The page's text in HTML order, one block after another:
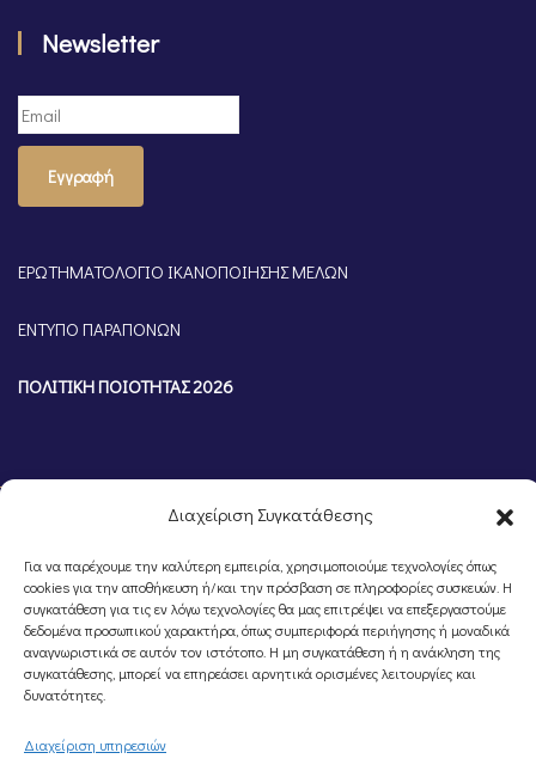
Διαχείριση Συγκατάθεσης
Για να παρέχουμε την καλύτερη εμπειρία, χρησιμοποιούμε τεχνολογίες όπως
cookies για την αποθήκευση ή/και την πρόσβαση σε πληροφορίες συσκευών. Η
συγκατάθεση για τις εν λόγω τεχνολογίες θα μας επιτρέψει να επεξεργαστούμε
δεδομένα προσωπικού χαρακτήρα, όπως συμπεριφορά περιήγησης ή μοναδικά
αναγνωριστικά σε αυτόν τον ιστότοπο. Η μη συγκατάθεση ή η ανάκληση της
συγκατάθεσης, μπορεί να επηρεάσει αρνητικά ορισμένες λειτουργίες και
δυνατότητες.
Διαχείριση υπηρεσιών
Newsletter
Εγγραφή
ΕΡΩΤΗΜΑΤΟΛΟΓΙΟ ΙΚΑΝΟΠΟΙΗΣΗΣ ΜΕΛΩΝ
ΕΝΤΥΠΟ ΠΑΡΑΠΟΝΩΝ
ΠΟΛΙΤΙΚΗ ΠΟΙΟΤΗΤΑΣ 2026
©Portal Επιμελητηρίου Ημαθίας, Powered byKnowledge A.E.